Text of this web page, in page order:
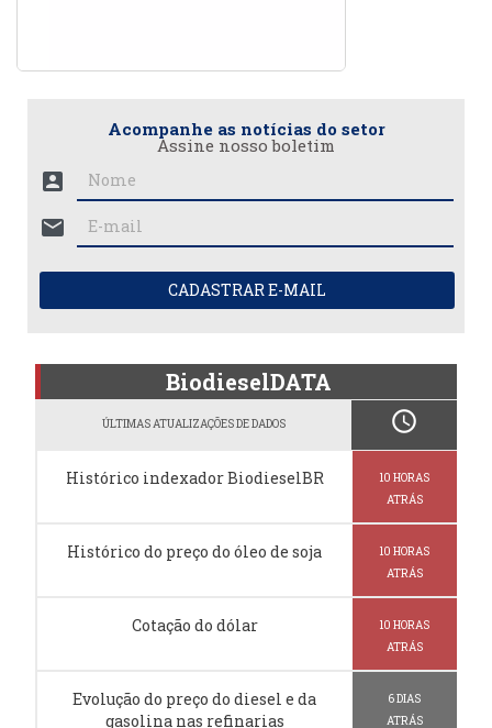
Acompanhe as notícias do setor
Assine nosso boletim
account_box
mail
CADASTRAR E-MAIL
BiodieselDATA
ÚLTIMAS ATUALIZAÇÕES DE DADOS schedule
Histórico indexador BiodieselBR
10 HORAS
ATRÁS
Histórico do preço do óleo de soja
10 HORAS
ATRÁS
Cotação do dólar
10 HORAS
ATRÁS
Evolução do preço do diesel e da
gasolina nas refinarias
6 DIAS
ATRÁS